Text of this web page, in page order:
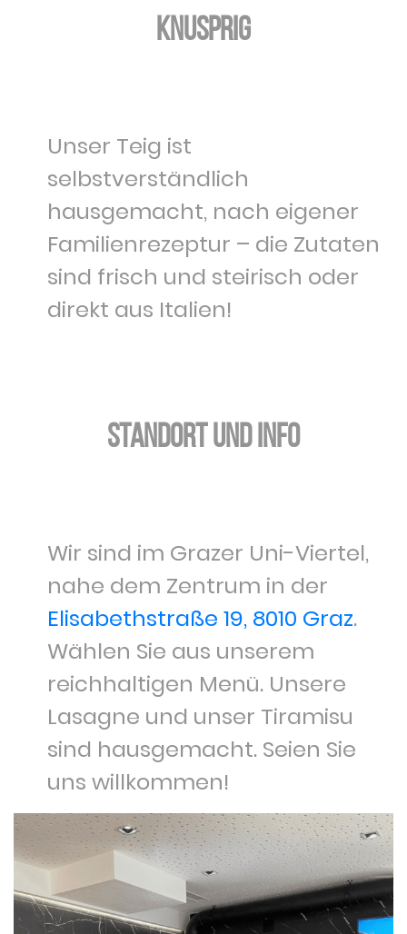
knusprig
Unser Teig ist
selbstverständlich
hausgemacht, nach eigener
Familienrezeptur – die Zutaten
sind frisch und steirisch oder
direkt aus Italien!
Standort und Info
Wir sind im Grazer Uni-Viertel,
nahe dem Zentrum in der
Elisabethstraße 19, 8010 Graz.
Wählen Sie aus unserem
reichhaltigen Menü. Unsere
Lasagne und unser Tiramisu
sind hausgemacht. Seien Sie
uns willkommen!